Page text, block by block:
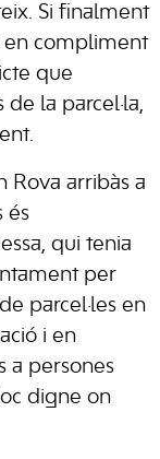
Si finalment
en compliment
que
la parcel·la,
Rova arribàs a
és
qui tenia
per
parcel·les en
i en
a persones
digne on